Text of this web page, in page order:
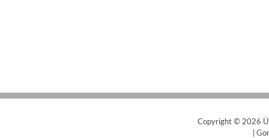
Copyright © 2026